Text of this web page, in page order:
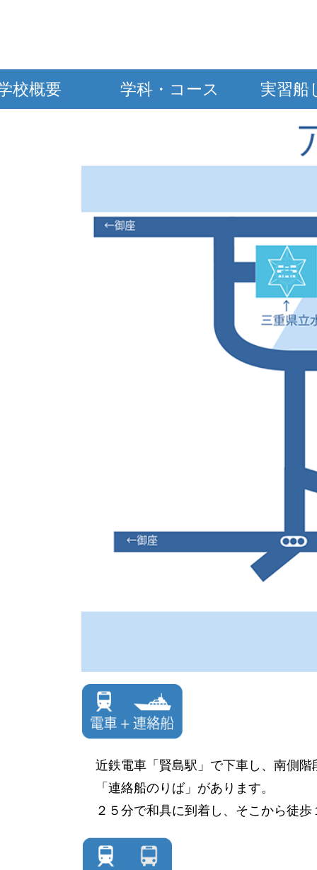
校概要 学科・コース 実習船
近鉄電車「賢島駅」で下車し、南側階
「連絡船のりば」があります。
２５分で和具に到着し、そこから徒